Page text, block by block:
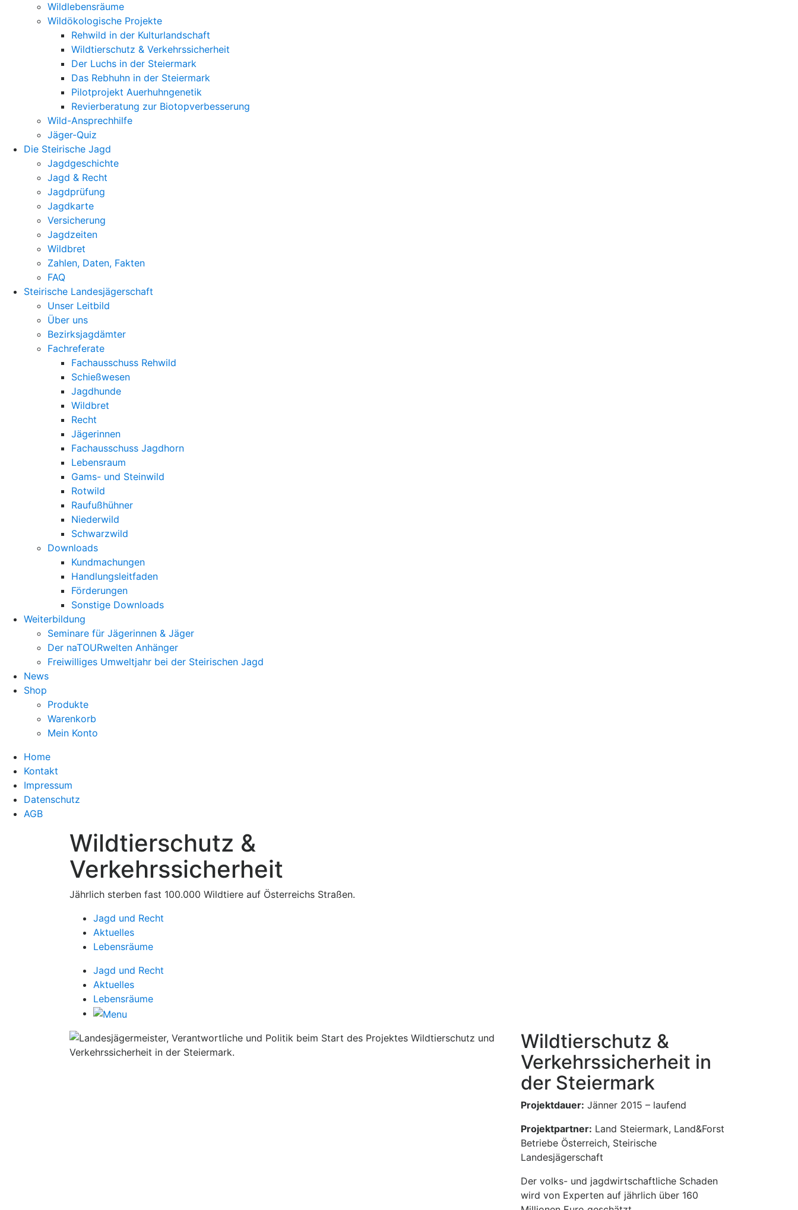
Wildlebensräume
Wildökologische Projekte
Rehwild in der Kulturlandschaft
Wildtierschutz & Verkehrssicherheit
Der Luchs in der Steiermark
Das Rebhuhn in der Steiermark
Pilotprojekt Auerhuhngenetik
Revierberatung zur Biotopverbesserung
Wild-Ansprechhilfe
Jäger-Quiz
Die Steirische Jagd
Jagdgeschichte
Jagd & Recht
Jagdprüfung
Jagdkarte
Versicherung
Jagdzeiten
Wildbret
Zahlen, Daten, Fakten
FAQ
Steirische Landesjägerschaft
Unser Leitbild
Über uns
Bezirksjagdämter
Fachreferate
Fachausschuss Rehwild
Schießwesen
Jagdhunde
Wildbret
Recht
Jägerinnen
Fachausschuss Jagdhorn
Lebensraum
Gams- und Steinwild
Rotwild
Raufußhühner
Niederwild
Schwarzwild
Downloads
Kundmachungen
Handlungsleitfaden
Förderungen
Sonstige Downloads
Weiterbildung
Seminare für Jägerinnen & Jäger
Der naTOURwelten Anhänger
Freiwilliges Umweltjahr bei der Steirischen Jagd
News
Shop
Produkte
Warenkorb
Mein Konto
Home
Kontakt
Impressum
Datenschutz
AGB
Wildtierschutz &
Verkehrssicherheit
Jährlich sterben fast 100.000 Wildtiere auf Österreichs Straßen.
Jagd und Recht
Aktuelles
Lebensräume
Jagd und Recht
Aktuelles
Lebensräume
Wildtierschutz &
Verkehrssicherheit in
der Steiermark
Projektdauer: Jänner 2015 – laufend
Projektpartner: Land Steiermark, Land&Forst
Betriebe Österreich, Steirische
Landesjägerschaft
Der volks- und jagdwirtschaftliche Schaden
wird von Experten auf jährlich über 160